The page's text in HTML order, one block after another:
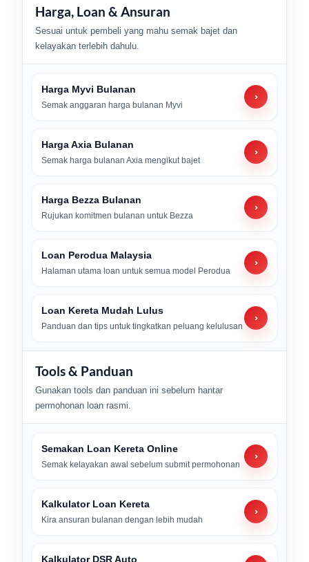
Harga, Loan & Ansuran
Sesuai untuk pembeli yang mahu semak bajet dan
kelayakan terlebih dahulu.
Harga Myvi Bulanan
Semak anggaran harga bulanan Myvi
›
Harga Axia Bulanan
Semak harga bulanan Axia mengikut bajet
›
Harga Bezza Bulanan
Rujukan komitmen bulanan untuk Bezza
›
Loan Perodua Malaysia
Halaman utama loan untuk semua model Perodua
›
Loan Kereta Mudah Lulus
Panduan dan tips untuk tingkatkan peluang kelulusan
›
Tools & Panduan
Gunakan tools dan panduan ini sebelum hantar
permohonan loan rasmi.
Semakan Loan Kereta Online
Semak kelayakan awal sebelum submit permohonan
›
Kalkulator Loan Kereta
Kira ansuran bulanan dengan lebih mudah
›
Kalkulator DSR Auto